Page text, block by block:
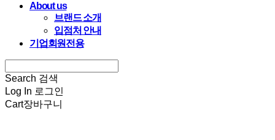
About us
브랜드 소개
입점처 안내
기업회원전용
Search 검색
Log In 로그인
Cart장바구니